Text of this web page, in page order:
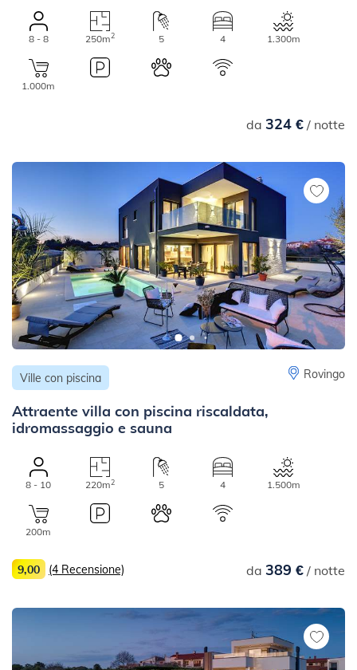
8 - 8 250m2 5 4 1.300m
1.000m
da 324 €/ notte
Ville con piscina Rovingo
Attraente villa con piscina riscaldata,
idromassaggio e sauna
8 - 10 220m2 5 4 1.500m
200m
da 389 €/ notte
9,00 (4 Recensione)